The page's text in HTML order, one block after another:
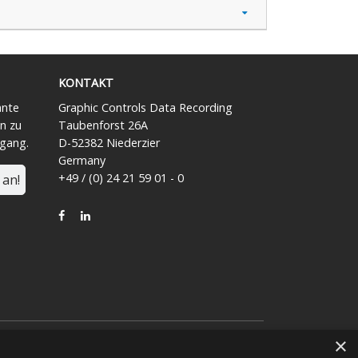
zu
KONTAKT
Graphic Controls Data Recording
Taubenforst 26A
D-52382 Niederzier
Germany
+49 / (0) 24 21 59 01 - 0
FACEBOOK
LINKEDIN
×